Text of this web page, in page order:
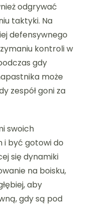
odgrywać
taktyki. Na
defensywnego
kontroli w
gdy
może
zespół goni za
swoich
i być gotowi do
się dynamiki
na boisku,
aby
gdy są pod